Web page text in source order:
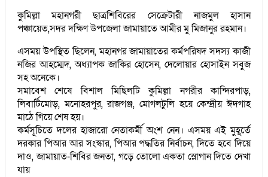
কুমিল্লা মহানগরী ছাত্রশিবিরের সেক্রেটারী নাজমুল হাসান
পঞ্চায়েত,সদর দক্ষিণ উপজেলা জামায়াতে আমীর মু মিজানুর রহমান।
এসময় উপস্থিত ছিলেন, মহানগর জামায়াতের কর্মপরিষদ সদস্য কাজী
নজির আহম্মেদ, অধ্যাপক জাকির হোসেন, দেলোয়ার হোসাইন সবুজ
সহ অনেকে।
সমাবেশ শেষে বিশাল মিছিলটি কুমিল্লা নগরীর কান্দিরপাড়,
লিবার্টিমোড়, মনোহরপুর, রাজগঞ্জ, মোগলটুলি হয়ে কেন্দ্রীয় ঈদগাহ
মাঠে গিয়ে শেষ হয়।
কর্মসূচিতে দলের হাজারো নেতাকর্মী অংশ নেন। এসময় এই মুহূর্তে
দরকার পিআর আর সংস্কার, পিআর পদ্ধতির নির্বাচন, দিতে হবে দিয়ে
দাও, জামায়াত-শিবির জনতা, গড়ে তোলো একতা স্লোগান দিতে দেখা
যায়